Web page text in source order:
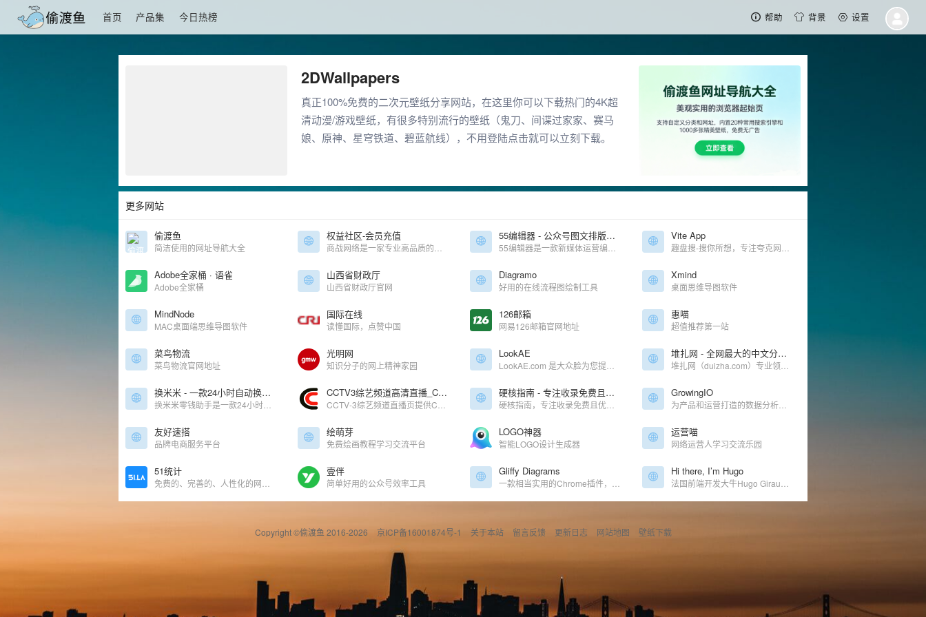
首页 产品集 今日热榜 帮助 背景 设置
2DWallpapers
真正100%免费的二次元壁纸分享网站，在这里你可以下载热门的4K超
清动漫/游戏壁纸，有很多特别流行的壁纸（鬼刀、间谍过家家、赛马
娘、原神、星穹铁道、碧蓝航线），不用登陆点击就可以立刻下载。
更多网站
偷渡鱼
简洁使用的网址导航大全
权益社区-会员充值 55编辑器 - 公众号图文排版工具 Vite App
Adobe全家桶 · 语雀
Adobe全家桶
山西省财政厅
山西省财政厅官网
Diagramo
好用的在线流程图绘制工具
Xmind
桌面思维导图软件
MindNode
MAC桌面端思维导图软件
国际在线
读懂国际，点赞中国
126邮箱
网易126邮箱官网地址
惠喵
超值推荐第一站
菜鸟物流
菜鸟物流官网地址
光明网
知识分子的网上精神家园
LookAE 堆扎网 - 全网最大的中文分类目录网址导航
换米米 - 一款24小时自动换钱的公众号+小程序 CCTV3综艺频道高清直播_CCTV节目官网_央视网 硬核指南 - 专注收录免费且优质的影音娱乐网站 GrowingIO
友好速搭
品牌电商服务平台
绘萌芽
免费绘画教程学习交流平台
LOGO神器
智能LOGO设计生成器
运营喵
网络运营人学习交流乐园
51统计 壹伴
简单好用的公众号效率工具
Gliffy Diagrams Hi there, I’m Hugo
Copyright ©偷渡鱼 2016-2026 京ICP备16001874号-1 关于本站 留言反馈 更新日志 网站地图 壁纸下载